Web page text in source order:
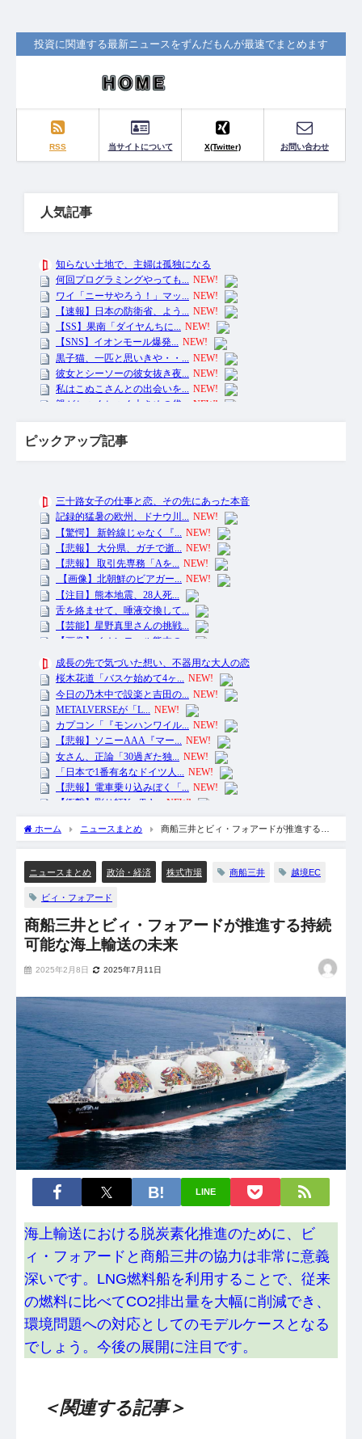
投資に関連する最新ニュースをずんだもんが最速でまとめます
RSS 当サイトについて X(Twitter) お問い合わせ
人気記事
ピックアップ記事
ホーム ニュースまとめ
商船三井とビィ・フォアードが推進する持
ニュースまとめ 政治・経済 株式市場 商船三井 越境EC
ビィ・フォアード
商船三井とビィ・フォアードが推進する持続
可能な海上輸送の未来
2025年2月8日 2025年7月11日
LINE
海上輸送における脱炭素化推進のために、ビ
ィ・フォアードと商船三井の協力は非常に意義
深いです。LNG燃料船を利用することで、従来
の燃料に比べてCO2排出量を大幅に削減でき、
環境問題への対応としてのモデルケースとなる
でしょう。今後の展開に注目です。
＜関連する記事＞